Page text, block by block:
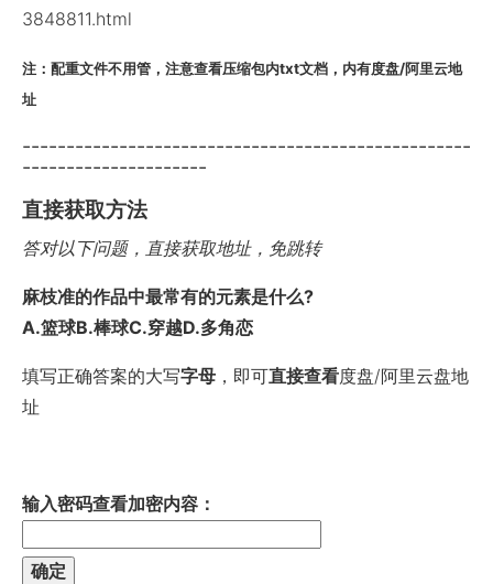
3848811.html
注：配重文件不用管，注意查看压缩包内txt文档，内有度盘/阿里云地
址
---------------------------------------------------
---------------------
直接获取方法
答对以下问题，直接获取地址，免跳转
麻枝准的作品中最常有的元素是什么?
A.篮球B.棒球C.穿越D.多角恋
填写正确答案的大写字母 ，即可直接查看度盘/阿里云盘地
址
输入密码查看加密内容：